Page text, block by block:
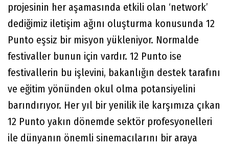
projesinin her aşamasında etkili olan ‘network’
dediğimiz iletişim ağını oluşturma konusunda 12
Punto eşsiz bir misyon yükleniyor. Normalde
festivaller bunun için vardır. 12 Punto ise
festivallerin bu işlevini, bakanlığın destek tarafını
ve eğitim yönünden okul olma potansiyelini
barındırıyor. Her yıl bir yenilik ile karşımıza çıkan
12 Punto yakın dönemde sektör profesyonelleri
ile dünyanın önemli sinemacılarını bir araya